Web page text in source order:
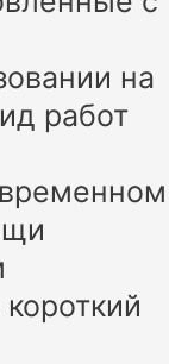
на
работ